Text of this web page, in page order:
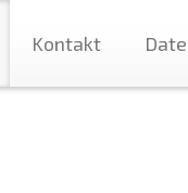
Kontakt